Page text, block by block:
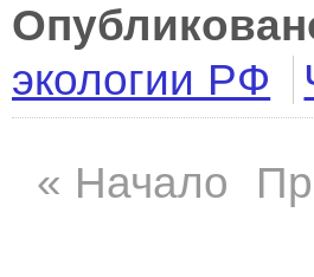
экологии РФ
« Начало